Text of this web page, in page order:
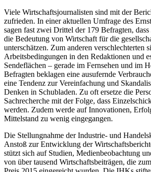
Viele Wirtschaftsjournalisten sind mit der
zufrieden. In einer aktuellen Umfrage des
sagen fast zwei Drittel der 179 Befragten,
die Bedeutung von Wirtschaft für die
unterschätzen. Zum anderen verschlechterten
Arbeitsbedingungen in den Redaktionen und
Sendeflächen – gerade im Fernsehen und im
Befragten beklagen eine ausufernde
eine Tendenz zur Vereinfachung und
Denken in Schubladen. Zu oft ersetze die
Sachrecherche mit der Folge, dass
werden. Zudem werde auf Innovationen,
Mittelstand zu wenig eingegangen.
Die Stellungnahme der Industrie- und
Anstoß zur Entwicklung der
stützt sich auf Studien, Medienbeobachtung
von über tausend Wirtschaftsbeiträgen, die